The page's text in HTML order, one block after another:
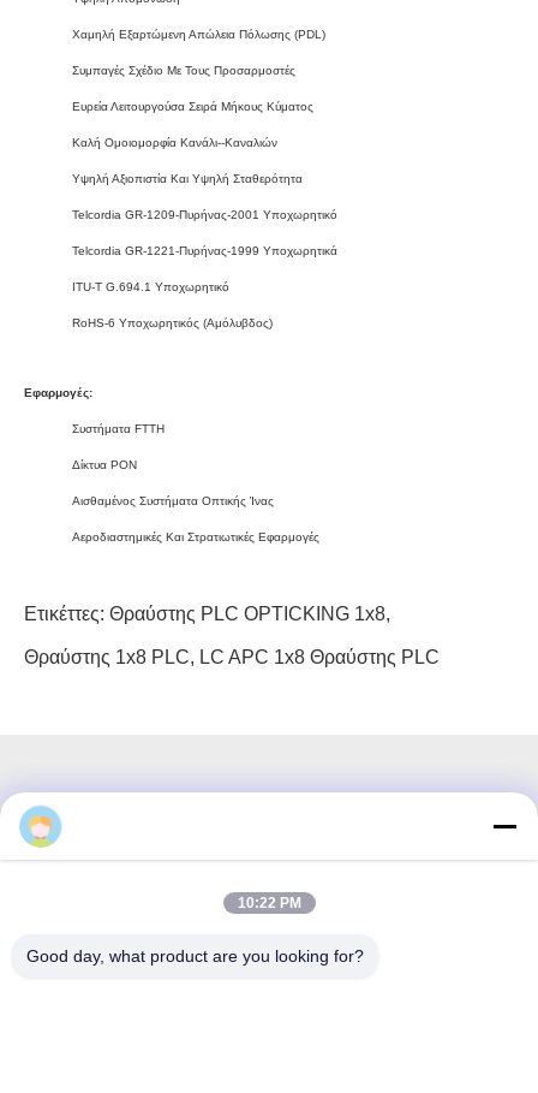
Χαμηλή Εξαρτώμενη Απώλεια Πόλωσης (PDL)
Συμπαγές Σχέδιο Με Τους Προσαρμοστές
Ευρεία Λειτουργούσα Σειρά Μήκους Κύματος
Καλή Ομοιομορφία Κανάλι--καναλιών
Υψηλή Αξιοπιστία Και Υψηλή Σταθερότητα
Telcordia GR-1209-Πυρήνας-2001 Υποχωρητικό
Telcordia GR-1221-Πυρήνας-1999 Υποχωρητικά
ITU-Τ G.694.1 Υποχωρητικό
RoHS-6 Υποχωρητικός (αμόλυβδος)
Εφαρμογές:
Συστήματα FTTH
Δίκτυα PON
Αισθαμένος Συστήματα Οπτικής Ίνας
Αεροδιαστημικές Και Στρατιωτικές Εφαρμογές
Ετικέττες: Θραύστης PLC OPTICKING 1x8,
Θραύστης 1x8 PLC, LC APC 1x8 Θραύστης PLC
3F, τετράγωνο #7, GS Park, Wuhe Blvd, Guanlan Longhua,
Ηλεκτρονικό ταχυδρομείο: fanny@opticking.com
Τηλ.: +86-755-83425935-83425936
10:22 PM
Good day, what product are you looking for?